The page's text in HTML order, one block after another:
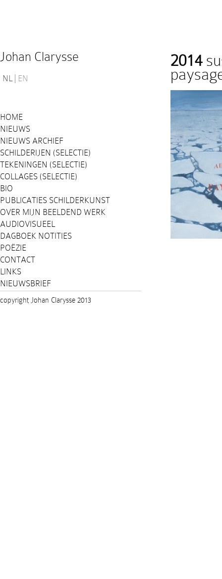
Johan Clarysse
NL EN
HOME
NIEUWS
NIEUWS ARCHIEF
SCHILDERIJEN (SELECTIE)
TEKENINGEN (SELECTIE)
COLLAGES (SELECTIE)
BIO
PUBLICATIES SCHILDERKUNST
OVER MIJN BEELDEND WERK
AUDIOVISUEEL
DAGBOEK NOTITIES
POËZIE
CONTACT
LINKS
NIEUWSBRIEF
2014
copyright Johan Clarysse 2013